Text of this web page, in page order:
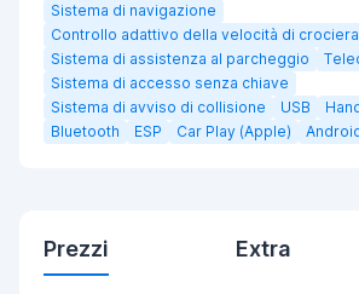
Sistema di navigazione
Controllo adattivo della velocità di crociera
Sistema di assistenza al parcheggio
Sistema di accesso senza chiave
Sistema di avviso di collisione
USB
Bluetooth
ESP Car Play (Apple)
Prezzi Extra